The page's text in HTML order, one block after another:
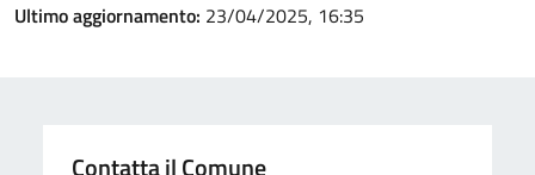
Ultimo aggiornamento: 23/04/2025, 16:35